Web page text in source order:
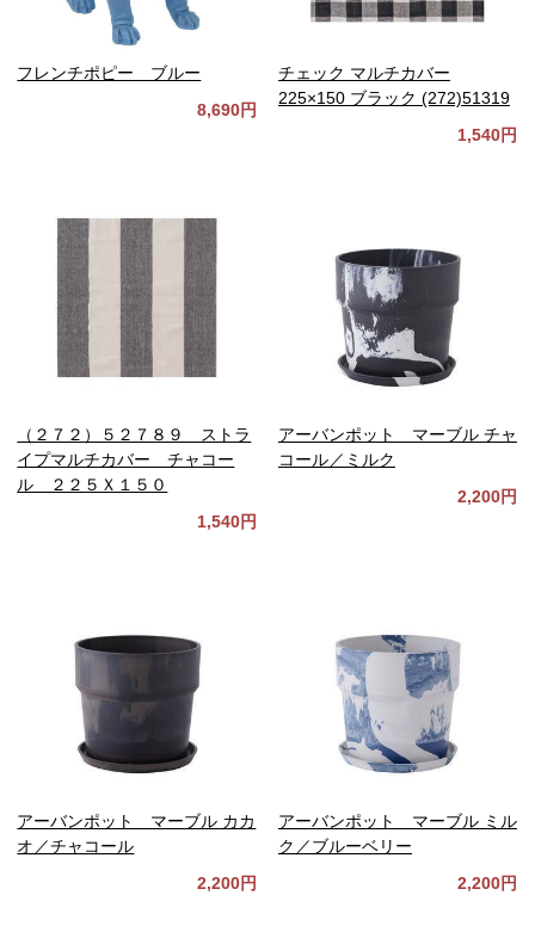
フレンチポピー ブルー
8,690円
チェック マルチカバー
225×150 ブラック (272)51319
1,540円
（２７２）５２７８９ ストラ
イプマルチカバー チャコー
ル ２２５Ｘ１５０
1,540円
アーバンポット マーブル チャ
コール／ミルク
2,200円
アーバンポット マーブル カカ
オ／チャコール
2,200円
アーバンポット マーブル ミル
ク／ブルーベリー
2,200円